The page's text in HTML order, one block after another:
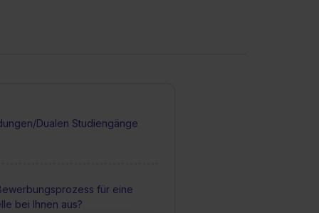
Dualen Studiengänge
für eine
bei Ihnen aus?